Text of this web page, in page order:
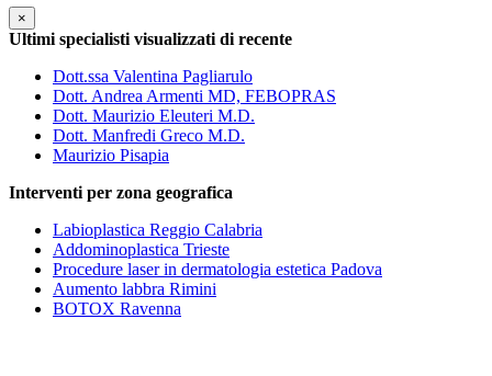
×
Ultimi specialisti visualizzati di recente
Dott.ssa Valentina Pagliarulo
Dott. Andrea Armenti MD, FEBOPRAS
Dott. Maurizio Eleuteri M.D.
Dott. Manfredi Greco M.D.
Maurizio Pisapia
Interventi per zona geografica
Labioplastica Reggio Calabria
Addominoplastica Trieste
Procedure laser in dermatologia estetica Padova
Aumento labbra Rimini
BOTOX Ravenna